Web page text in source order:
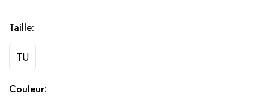
Taille:
TU
Couleur: